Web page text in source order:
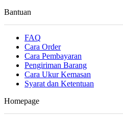
Bantuan
FAQ
Cara Order
Cara Pembayaran
Pengiriman Barang
Cara Ukur Kemasan
Syarat dan Ketentuan
Homepage